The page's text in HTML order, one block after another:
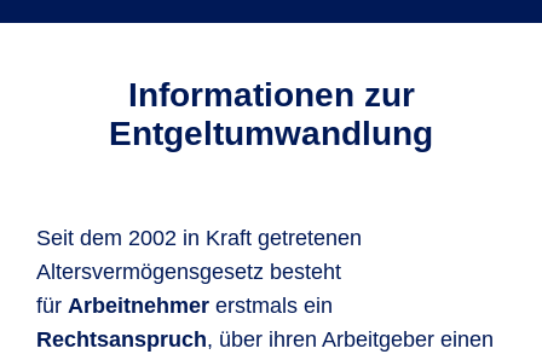
Informationen zur
Entgeltumwandlung
Seit dem 2002 in Kraft getretenen
Altersvermögensgesetz besteht
für Arbeitnehmer erstmals ein
Rechtsanspruch, über ihren Arbeitgeber einen